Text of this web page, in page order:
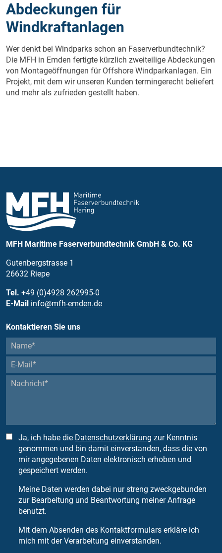
Abdeckungen für
Windkraftanlagen
Wer denkt bei Windparks schon an Faserverbundtechnik?
Die MFH in Emden fertigte kürzlich zweiteilige Abdeckungen
von Montageöffnungen für Offshore Windparkanlagen. Ein
Projekt, mit dem wir unseren Kunden termingerecht beliefert
und mehr als zufrieden gestellt haben.
MFH Maritime Faserverbundtechnik GmbH & Co. KG
Gutenbergstrasse 1
26632 Riepe
Tel. +49 (0)4928 262995-0
E-Mail info@mfh-emden.de
Kontaktieren Sie uns
Ja, ich habe die Datenschutzerklärung zur Kenntnis
genommen und bin damit einverstanden, dass die von
mir angegebenen Daten elektronisch erhoben und
gespeichert werden.
Meine Daten werden dabei nur streng zweckgebunden
zur Bearbeitung und Beantwortung meiner Anfrage
benutzt.
Mit dem Absenden des Kontaktformulars erkläre ich
mich mit der Verarbeitung einverstanden.